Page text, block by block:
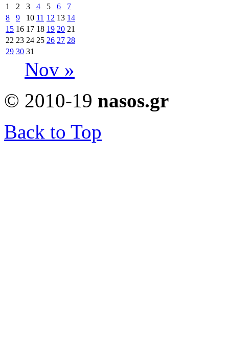
1
2 3 4 5 6
7
8
9 10 11 12 13 14
15 16 17 18 19 20 21
22 23 24 25 26 27 28
29 30 31
Nov »
© 2010-19 nasos.gr
Back to Top